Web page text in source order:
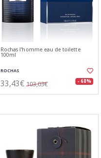
Rochas l'homme eau de toilette
100ml
ROCHAS
33,43€ 103,03€ - 68%